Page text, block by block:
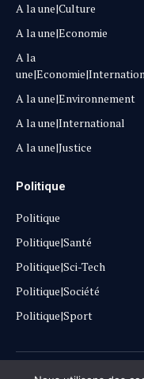
A la une|Culture
A la une|Economie
A la
A la une|Environnement
A la une|International
A la une|Justice
Politique
Politique
Politique|Santé
Politique|Sci-Tech
Politique|Société
Politique|Sport